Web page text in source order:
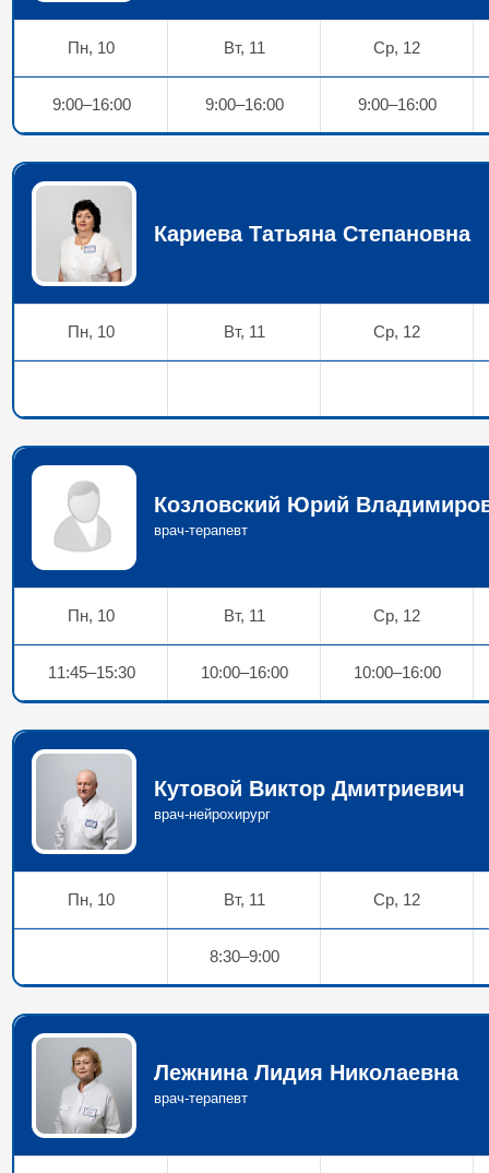
Пн, 10 Вт, 11 Ср, 12
9:00–16:00 9:00–16:00 9:00–16:00
Кариева Татьяна Степановна
Пн, 10 Вт, 11 Ср, 12
Козловский Юрий
врач-терапевт
Пн, 10 Вт, 11 Ср, 12
11:45–15:30 10:00–16:00 10:00–16:00
Кутовой Виктор Дмитриевич
врач-нейрохирург
Пн, 10 Вт, 11 Ср, 12
8:30–9:00
Лежнина Лидия Николаевна
врач-терапевт